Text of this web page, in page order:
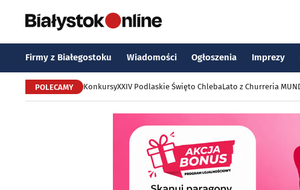
Firmy z Białegostoku Wiadomości Ogłoszenia Imprezy
POLECAMY KonkursyXXIV Podlaskie Święto ChlebaLato z Churreria